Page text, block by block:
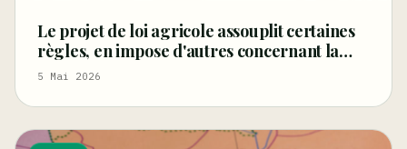
Le projet de loi agricole assouplit certaines
règles, en impose d'autres concernant la
fibre et les graines de chanvre, et restreint le
5 Mai 2026